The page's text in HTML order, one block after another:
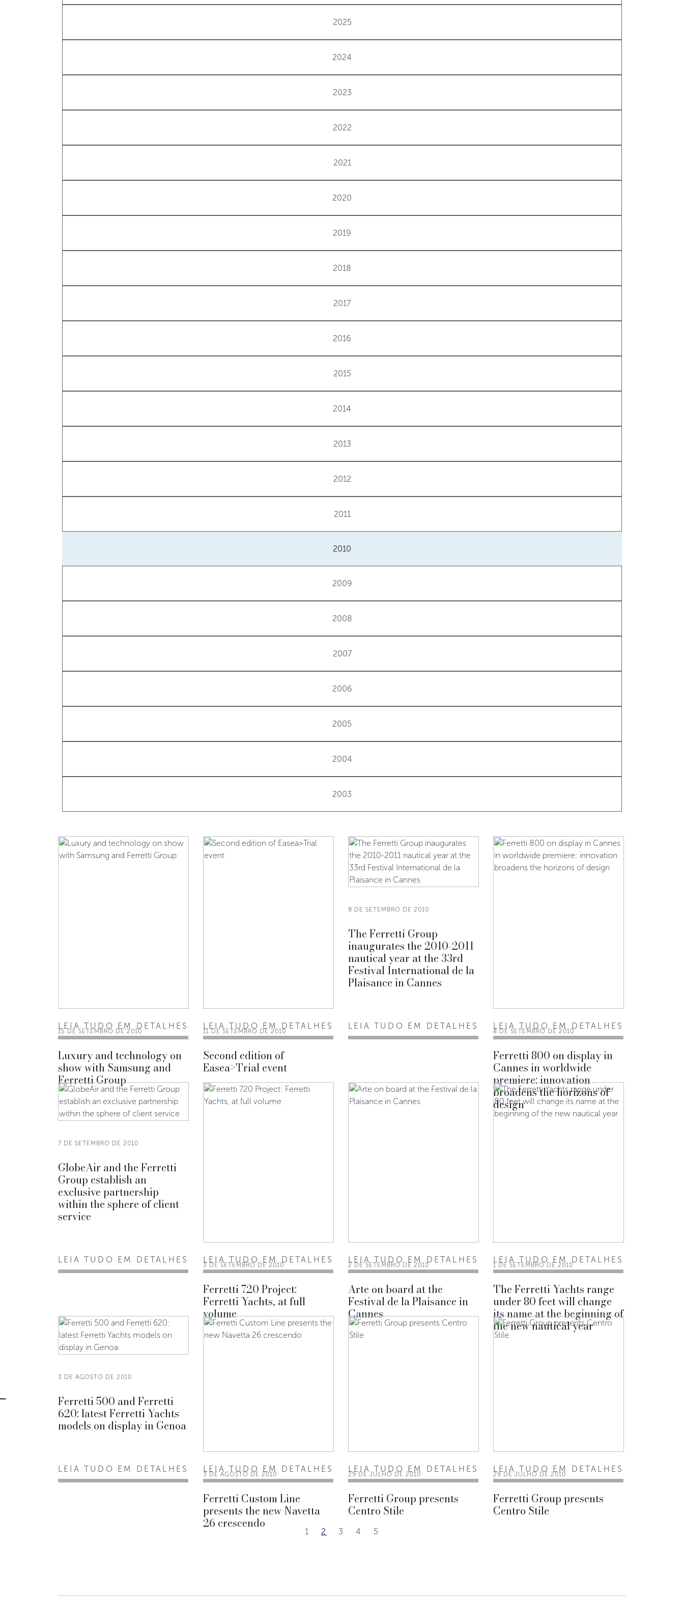
2025
2024
2023
2022
2021
2020
2019
2018
2017
2016
2015
2014
2013
2012
2011
2010
2009
2008
2007
2006
2005
2004
2003
15 DE SETEMBRO DE 2010
Luxury and technology on
show with Samsung and
Ferretti Group
LEIA TUDO EM DETALHES
11 DE SETEMBRO DE 2010
Second edition of
Easea>Trial event
LEIA TUDO EM DETALHES
8 DE SETEMBRO DE 2010
The Ferretti Group
inaugurates the 2010-2011
nautical year at the 33rd
Festival International de la
Plaisance in Cannes
LEIA TUDO EM DETALHES
8 DE SETEMBRO DE 2010
Ferretti 800 on display in
Cannes in worldwide
premiere: innovation
broadens the horizons of
design
LEIA TUDO EM DETALHES
7 DE SETEMBRO DE 2010
GlobeAir and the Ferretti
Group establish an
exclusive partnership
within the sphere of client
service
LEIA TUDO EM DETALHES
3 DE SETEMBRO DE 2010
Ferretti 720 Project:
Ferretti Yachts, at full
volume
LEIA TUDO EM DETALHES
2 DE SETEMBRO DE 2010
Arte on board at the
Festival de la Plaisance in
Cannes
LEIA TUDO EM DETALHES
1 DE SETEMBRO DE 2010
The Ferretti Yachts range
under 80 feet will change
its name at the beginning of
the new nautical year
LEIA TUDO EM DETALHES
3 DE AGOSTO DE 2010
Ferretti 500 and Ferretti
620: latest Ferretti Yachts
models on display in Genoa
LEIA TUDO EM DETALHES
3 DE AGOSTO DE 2010
Ferretti Custom Line
presents the new Navetta
26 crescendo
LEIA TUDO EM DETALHES
29 DE JULHO DE 2010
Ferretti Group presents
Centro Stile
LEIA TUDO EM DETALHES
29 DE JULHO DE 2010
Ferretti Group presents
Centro Stile
LEIA TUDO EM DETALHES
1 2 3 4 5